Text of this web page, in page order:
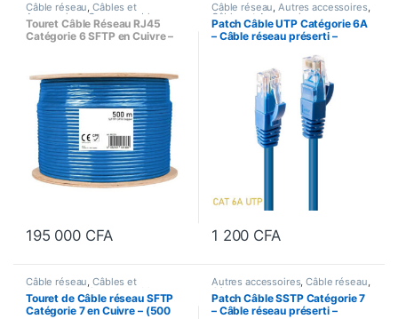
Câble réseau,Câbles et
Accessoires , Consommables
réseau
Touret Câble Réseau RJ45
Catégorie 6 SFTP en Cuivre –
195 000 CFA
Câble réseau,Autres accessoires,
Câbles et Accessoires
Consommables réseau,Réseau
Informatique
Patch Câble UTP Catégorie 6A
– Câble réseau préserti –
1 200 CFA
Câble réseau,Câbles et
Accessoires,Consommables
réseau
Touret de Câble réseau SFTP
Catégorie 7 en Cuivre – (500
Autres accessoires,Câble réseau,
Câbles et Accessoires
Consommables réseau,Réseau
Informatique
Patch Câble SSTP Catégorie 7
– Câble réseau préserti –